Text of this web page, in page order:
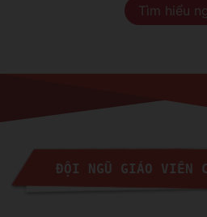
Tìm hiểu
ĐỘI NGŨ GIÁO VIÊN